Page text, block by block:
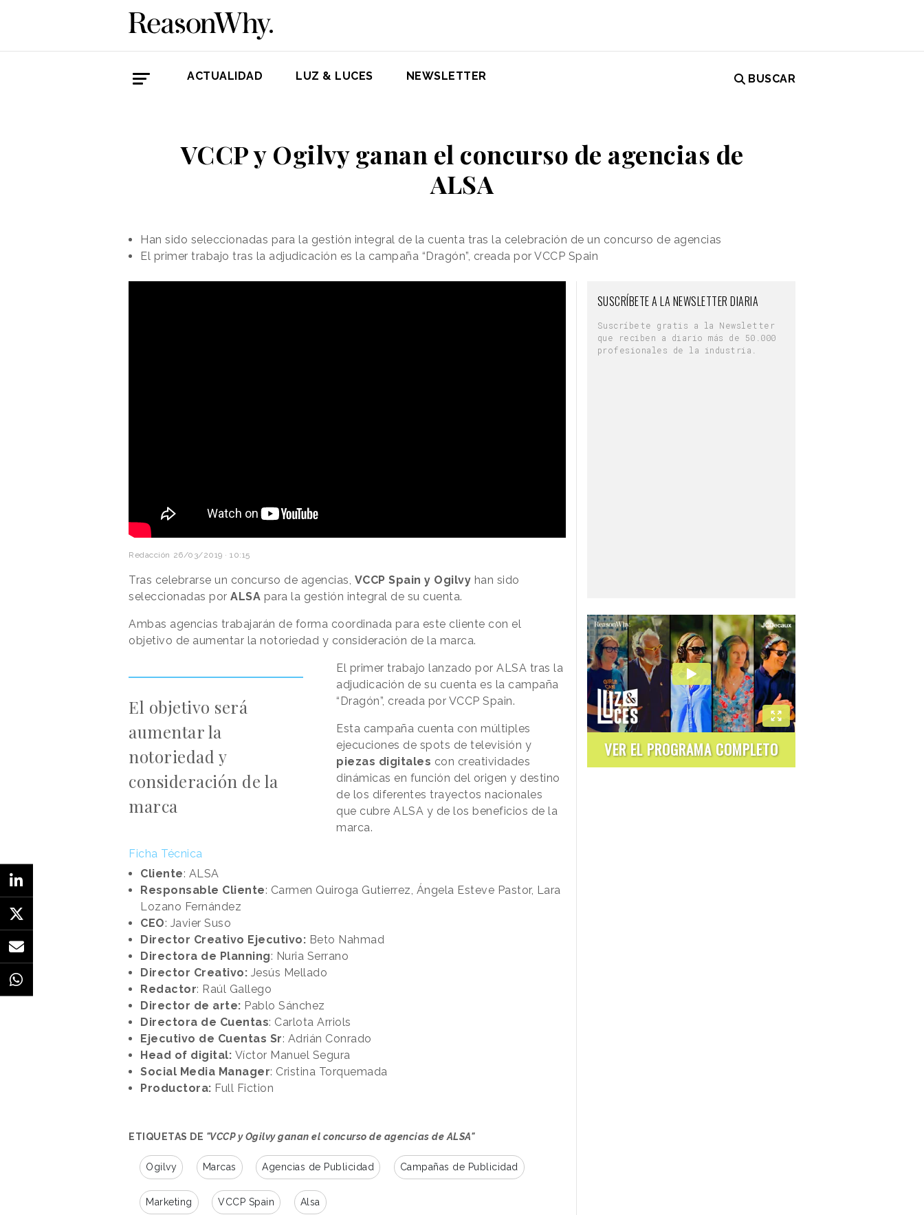
ACTUALIDAD LUZ & LUCES NEWSLETTER BUSCAR
VCCP y Ogilvy ganan el concurso de agencias de
ALSA
Han sido seleccionadas para la gestión integral de la cuenta tras la celebración de un concurso de agencias
El primer trabajo tras la adjudicación es la campaña “Dragón”, creada por VCCP Spain
Redacción 26/03/2019 · 10:15
Tras celebrarse un concurso de agencias, VCCP Spain y Ogilvy han sido
seleccionadas por ALSA para la gestión integral de su cuenta.
Ambas agencias trabajarán de forma coordinada para este cliente con el
objetivo de aumentar la notoriedad y consideración de la marca.
El objetivo será
aumentar la
notoriedad y
consideración de la
marca
El primer trabajo lanzado por ALSA tras la
adjudicación de su cuenta es la campaña
“Dragón”, creada por VCCP Spain.
Esta campaña cuenta con múltiples
ejecuciones de spots de televisión y
piezas digitales con creatividades
dinámicas en función del origen y destino
de los diferentes trayectos nacionales
que cubre ALSA y de los beneficios de la
marca.
Ficha Técnica
Cliente: ALSA
Responsable Cliente: Carmen Quiroga Gutierrez, Ángela Esteve Pastor, Lara
Lozano Fernández
CEO: Javier Suso
Director Creativo Ejecutivo: Beto Nahmad
Directora de Planning: Nuria Serrano
Director Creativo: Jesús Mellado
Redactor: Raúl Gallego
Director de arte: Pablo Sánchez
Directora de Cuentas: Carlota Arriols
Ejecutivo de Cuentas Sr: Adrián Conrado
Head of digital: Víctor Manuel Segura
Social Media Manager: Cristina Torquemada
Productora: Full Fiction
ETIQUETAS DE "VCCP y Ogilvy ganan el concurso de agencias de ALSA"
Ogilvy Marcas Agencias de Publicidad Campañas de Publicidad
Marketing VCCP Spain Alsa
SUSCRÍBETE A LA NEWSLETTER DIARIA
Suscríbete gratis a la Newsletter
que reciben a diario más de 50.000
profesionales de la industria.
VER EL PROGRAMA COMPLETO